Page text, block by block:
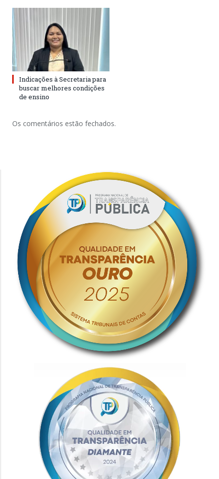
Indicações à Secretaria para
buscar melhores condições
de ensino
Os comentários estão fechados.